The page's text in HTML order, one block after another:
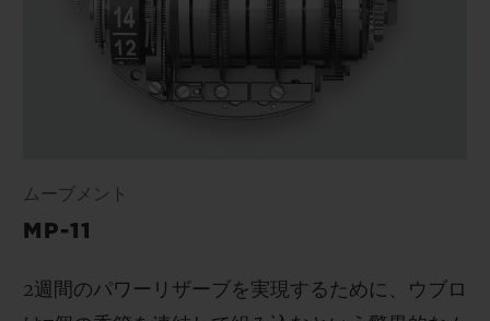
ムーブメント
MP-11
2週間のパワーリザーブを実現するために、ウブロ